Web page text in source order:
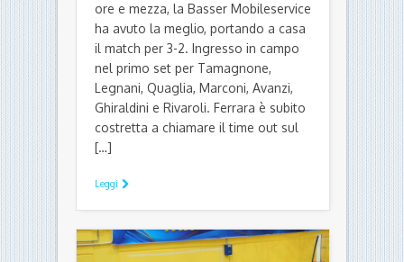
ore e mezza, la Basser Mobileservice
ha avuto la meglio, portando a casa
il match per 3-2. Ingresso in campo
nel primo set per Tamagnone,
Legnani, Quaglia, Marconi, Avanzi,
Ghiraldini e Rivaroli. Ferrara è subito
costretta a chiamare il time out sul
[…]
Leggi